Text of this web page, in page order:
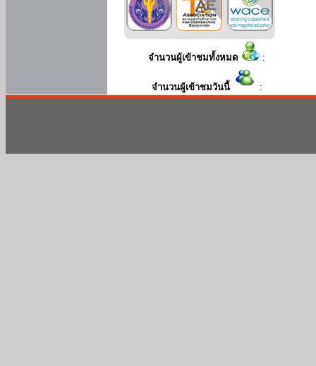
จำนวนผู้เข้าชมทั้งหมด :
จำนวนผู้เข้าชมวันนี้ :